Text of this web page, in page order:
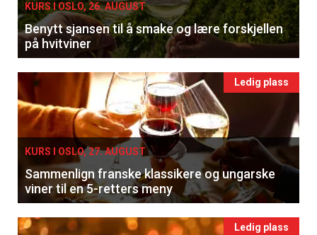
KURS I OSLO, 26. AUGUST
Benytt sjansen til å smake og lære forskjellen
på hvitviner
Ledig plass
KURS I OSLO, 27. AUGUST
Sammenlign franske klassikere og ungarske
viner til en 5-retters meny
Ledig plass